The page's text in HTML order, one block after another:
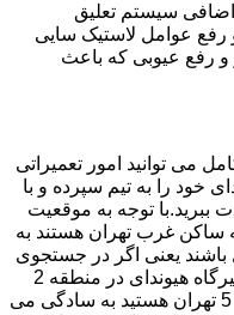
سیستم تعلیق
عوامل لاستیک سایی
رفع عیوبی که باعث
می توانید امور تعمیراتی
خود را به تیم سپرده و با
ببرید.با توجه به موقعیت
ساکن غرب تهران هستند به
باشند یعنی اگر در جستجوی
تعمیرگاه هیوندای در غرب تهران یا تعمیرگاه هیوندای در منطقه 2
تهران و یا تعمیرگاه هیوندای در منطقه 5 تهران هستید به سادگی می